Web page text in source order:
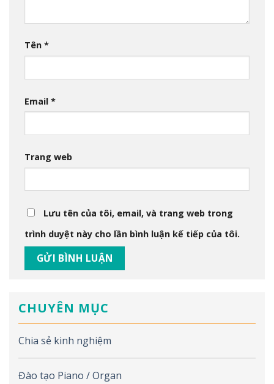
CHUYÊN MỤC
Chia sẻ kinh nghiệm
Đào tạo Piano / Organ
Tên *
Email *
Trang web
Lưu tên của tôi, email, và trang web trong
trình duyệt này cho lần bình luận kế tiếp của tôi.